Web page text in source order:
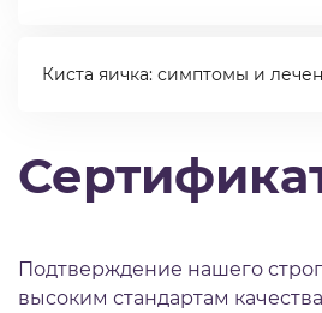
Киста яичка: симптомы и
Подтверждение нашего
высоким стандартам